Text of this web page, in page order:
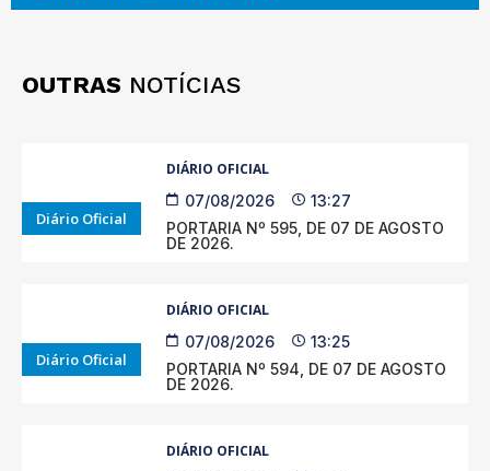
OUTRAS NOTÍCIAS
Diário Oficial
DIÁRIO OFICIAL
07/08/2026
13:27
PORTARIA Nº 595, DE 07 DE AGOSTO
DE 2026.
Diário Oficial
DIÁRIO OFICIAL
07/08/2026
13:25
PORTARIA Nº 594, DE 07 DE AGOSTO
DE 2026.
DIÁRIO OFICIAL